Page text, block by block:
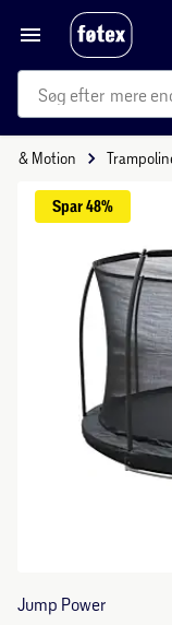
mere
& Motion
Spar 48%
Jump Power